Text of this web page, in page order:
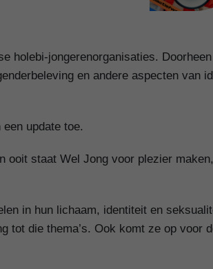
holebi-jongerenorganisaties.
en andere aspecten van
update toe.
ooit staat Wel Jong voor plezier
in hun lichaam, identiteit en
tot die thema’s. Ook komt ze op voor